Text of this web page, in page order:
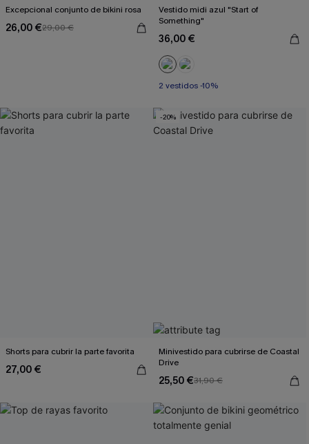
Excepcional conjunto de bikini rosa
26,00 €29,00 €
Vestido midi azul "Start of
Something"
36,00 €
2 vestidos -10%
Shorts para cubrir la parte favorita
27,00 €
-20%
Minivestido para cubrirse de Coastal
Drive
25,50 €31,90 €